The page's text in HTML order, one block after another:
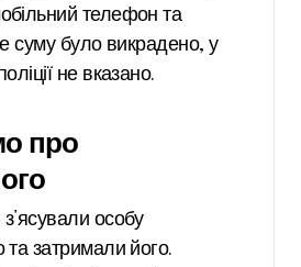
телефон та
суму було викрадено, у
не вказано.
про
особу
та затримали його.